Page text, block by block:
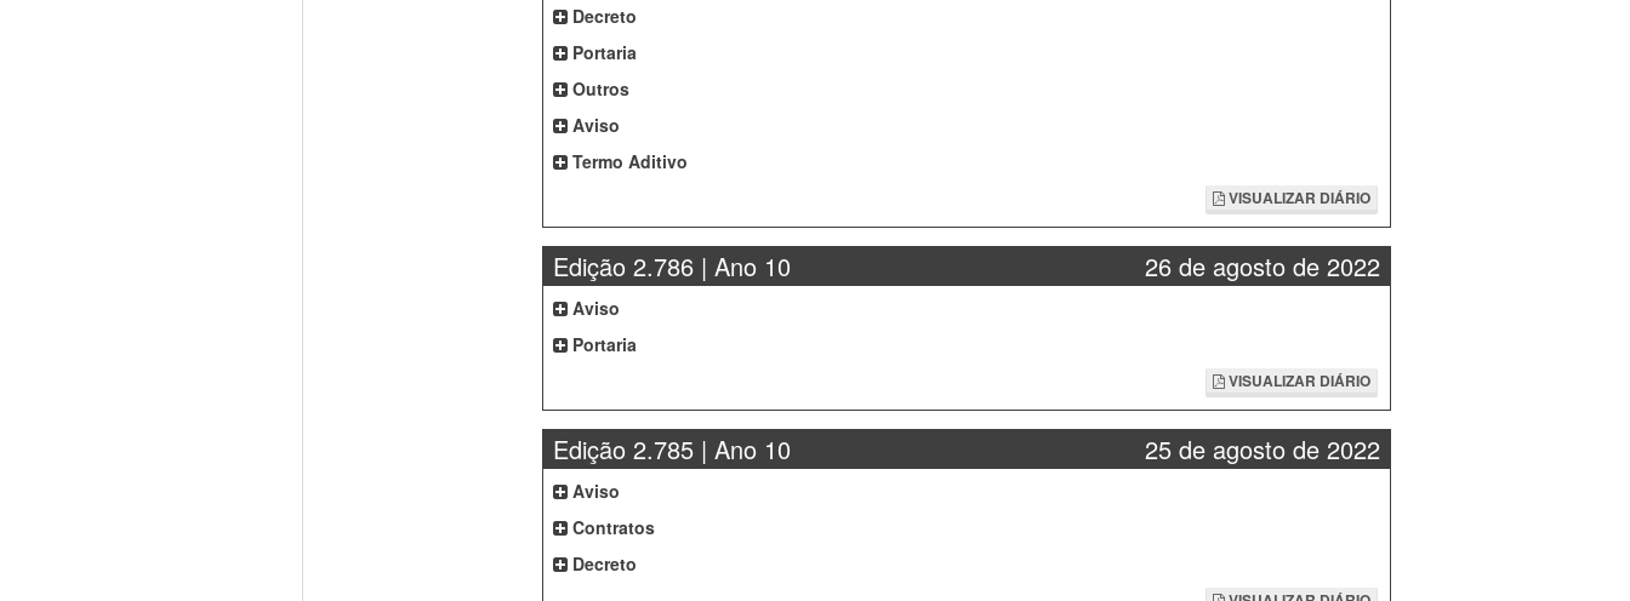
Decreto
Portaria
Outros
Aviso
Termo Aditivo
VISUALIZAR DIÁRIO
Edição 2.786 | Ano 10 26 de agosto de 2022
Aviso
Portaria
VISUALIZAR DIÁRIO
Edição 2.785 | Ano 10 25 de agosto de 2022
Aviso
Contratos
Decreto